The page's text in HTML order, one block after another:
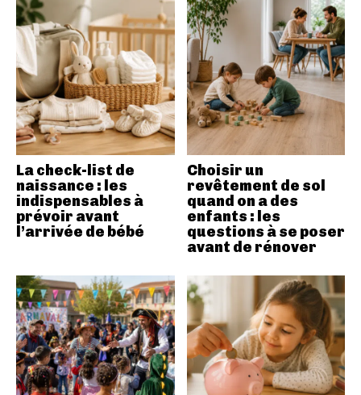
La check-list de
naissance : les
indispensables à
prévoir avant
l’arrivée de bébé
Choisir un
revêtement de sol
quand on a des
enfants : les
questions à se poser
avant de rénover